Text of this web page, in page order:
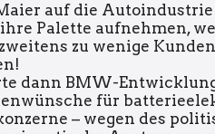
auf die
Palette aufnehmen,
zu wenige
dann BMW-
für
– wegen des